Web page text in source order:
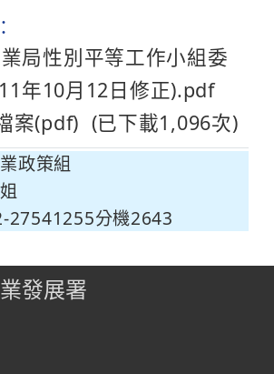
局性別平等工作小組委
年10月12日修正).pdf
(已下載1,096次)
政策組
27541255分機2643
發展署